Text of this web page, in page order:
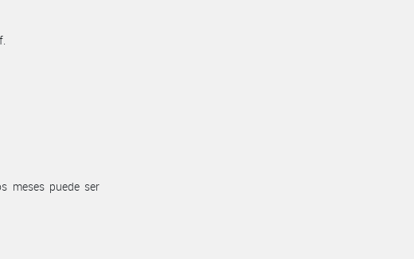
meses puede ser